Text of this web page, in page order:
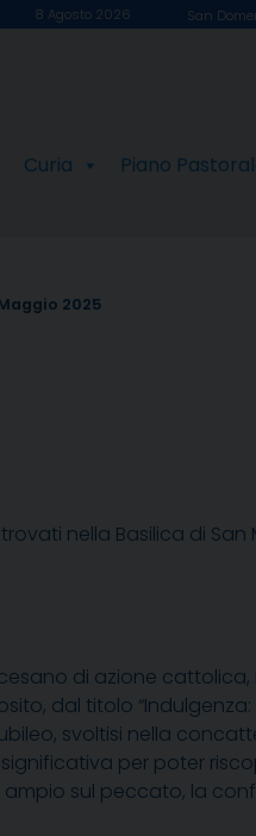
8 Agosto 2026 San
Curia Piano
2025
nella Basilica di San
di azione
dal titolo
svoltisi nella
per poter
sul peccato, la